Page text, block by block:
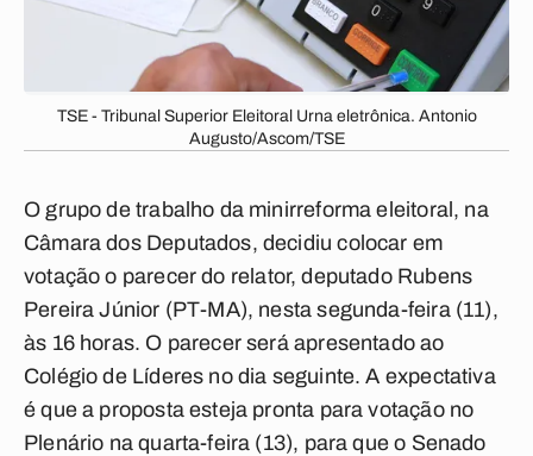
TSE - Tribunal Superior Eleitoral Urna eletrônica. Antonio
Augusto/Ascom/TSE
O grupo de trabalho da minirreforma eleitoral, na
Câmara dos Deputados, decidiu colocar em
votação o parecer do relator, deputado Rubens
Pereira Júnior (PT-MA), nesta segunda-feira (11),
às 16 horas. O parecer será apresentado ao
Colégio de Líderes no dia seguinte. A expectativa
é que a proposta esteja pronta para votação no
Plenário na quarta-feira (13), para que o Senado